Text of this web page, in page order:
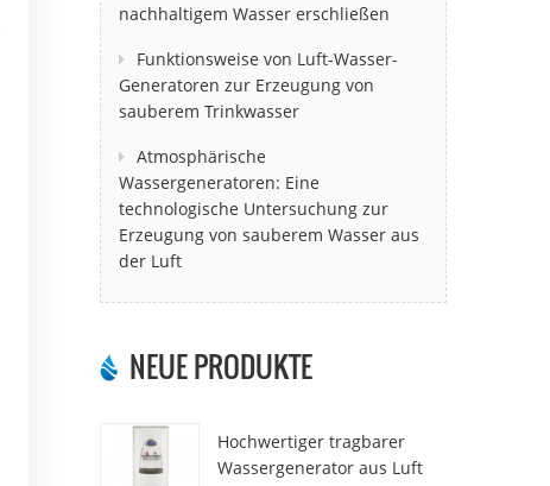
nachhaltigem Wasser erschließen
Funktionsweise von Luft-Wasser-
Generatoren zur Erzeugung von
sauberem Trinkwasser
Atmosphärische
Wassergeneratoren: Eine
technologische Untersuchung zur
Erzeugung von sauberem Wasser aus
der Luft
NEUE PRODUKTE
Hochwertiger tragbarer
Wassergenerator aus Luft